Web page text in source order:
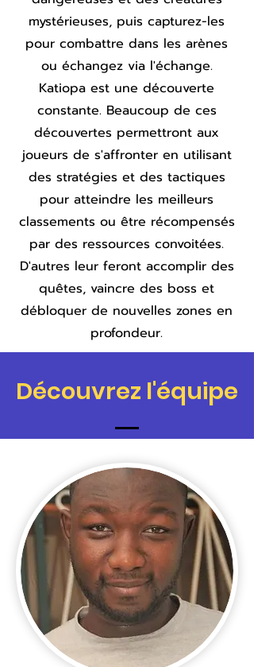
mystérieuses, puis capturez-les
pour combattre dans les arènes
ou échangez via l'échange.
Katiopa est une découverte
constante. Beaucoup de ces
découvertes permettront aux
joueurs de s'affronter en utilisant
des stratégies et des tactiques
pour atteindre les meilleurs
classements ou être récompensés
par des ressources convoitées.
D'autres leur feront accomplir des
quêtes, vaincre des boss et
débloquer de nouvelles zones en
profondeur.
Découvrez l'équipe